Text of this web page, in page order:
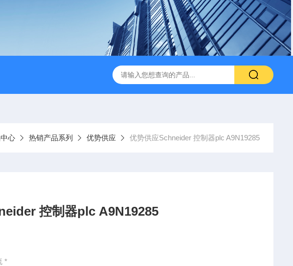
原装劲价供Vogel TYP:MPS 1 ID:281875 A-NR:417291 原装供应美国Parker
心 热销产品系列 优势供应 优势供应Schneider 控制器plc A9N19285
控制器plc A9N19285
*